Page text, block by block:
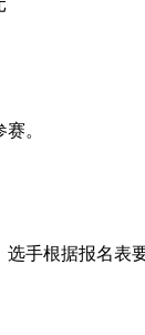
。
手根据报名表